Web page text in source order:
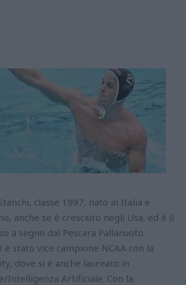
classe 1997, nato in Italia e
anche se è cresciuto negli Usa, ed è il
a segno dal Pescara Pallanuoto.
è stato vice campione NCAA con la
dove si è anche laureato in
Intelligenza Artificiale. Con la